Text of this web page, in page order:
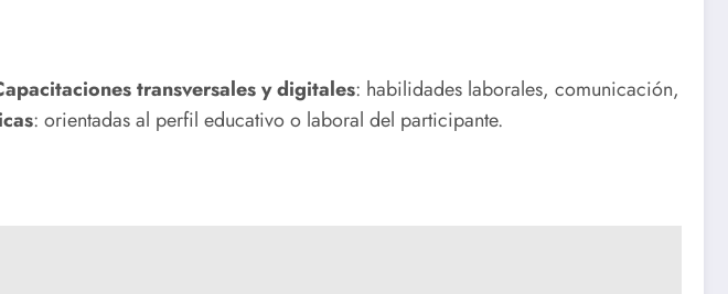
transversales y digitales: habilidades laborales, comunicación,
: orientadas al perfil educativo o laboral del participante.